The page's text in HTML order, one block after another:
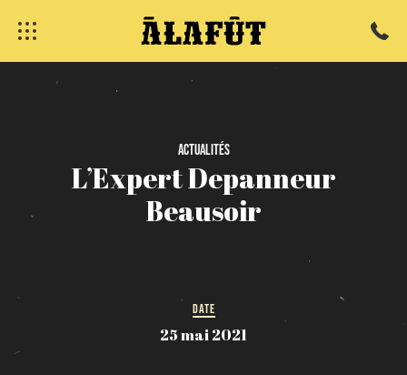
Actualités
L’ExpertDepanneur
Beausoir
DATE
25 mai 2021